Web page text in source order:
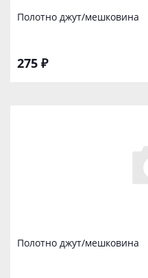
Полотно джут/мешковина
275 ₽
Полотно джут/мешковина